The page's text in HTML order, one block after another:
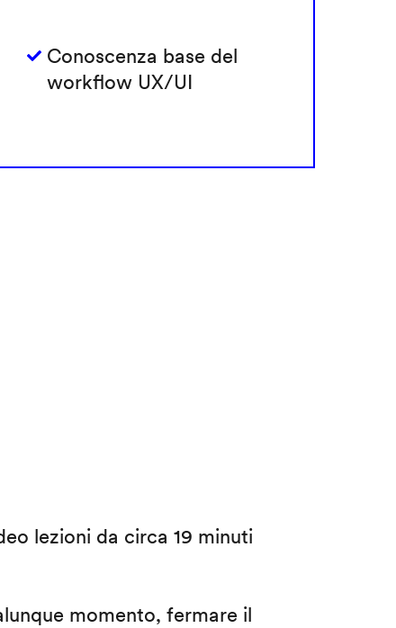
Conoscenza base del
workflow UX/UI
lezioni da circa 19 minuti
momento, fermare il